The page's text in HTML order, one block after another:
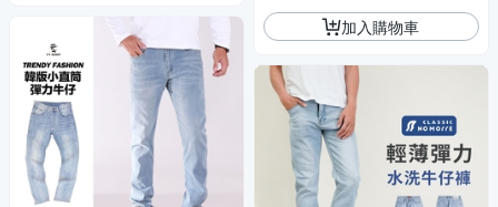
加入購物車